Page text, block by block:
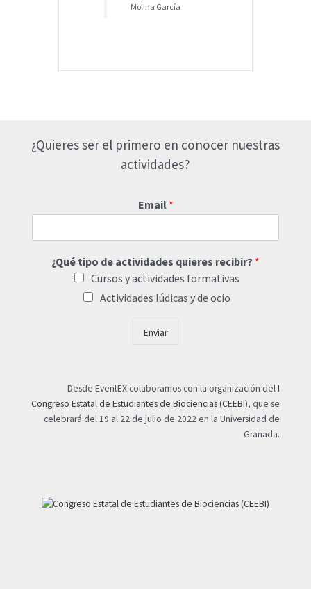
Molina García
¿Quieres ser el primero en conocer nuestras
actividades?
Email *
¿Qué tipo de actividades quieres recibir? *
Cursos y actividades formativas
Actividades lúdicas y de ocio
Enviar
Desde EventEX colaboramos con la organización delI
Congreso Estatal de Estudiantes de Biociencias (CEEBI), que se
celebrará del 19 al 22 de julio de 2022 en la Universidad de
Granada.